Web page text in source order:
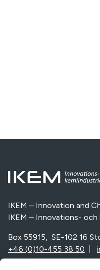
IKEM – Innovation and
IKEM – Innovations- och
Box 55915, SE-102 16
+46 (0)10-455 38 50